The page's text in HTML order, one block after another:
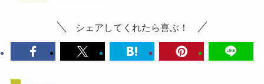
シェアしてくれたら喜ぶ！